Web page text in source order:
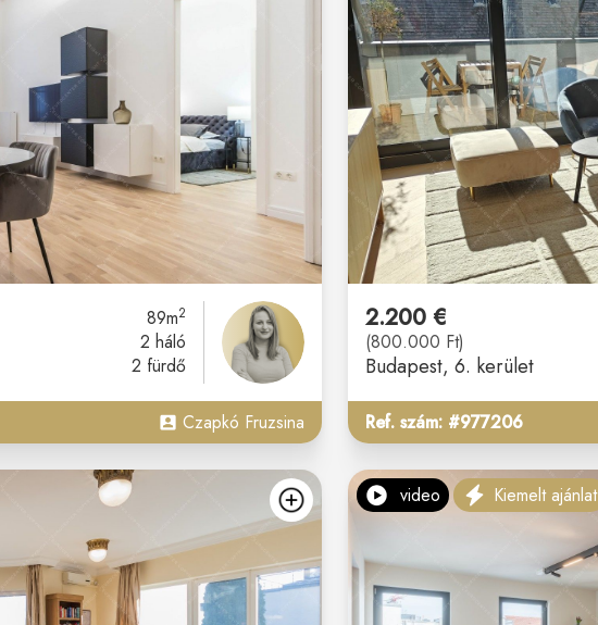
89m2
2 háló
2 fürdő
Czapkó Fruzsina
2.200 €
(800.000 Ft)
Budapest, 6. kerület
Ref. szám: #977206
kedvencekhezvideo Kiemelt ajánlat